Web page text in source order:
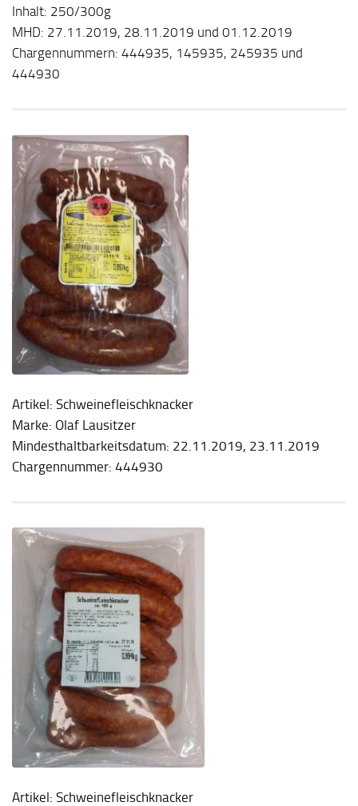
Inhalt: 250/300g
MHD: 27.11.2019, 28.11.2019 und 01.12.2019
Chargennummern: 444935, 145935, 245935 und
444930
Artikel: Schweinefleischknacker
Marke: Olaf Lausitzer
Mindesthaltbarkeitsdatum: 22.11.2019, 23.11.2019
Chargennummer: 444930
Artikel: Schweinefleischknacker